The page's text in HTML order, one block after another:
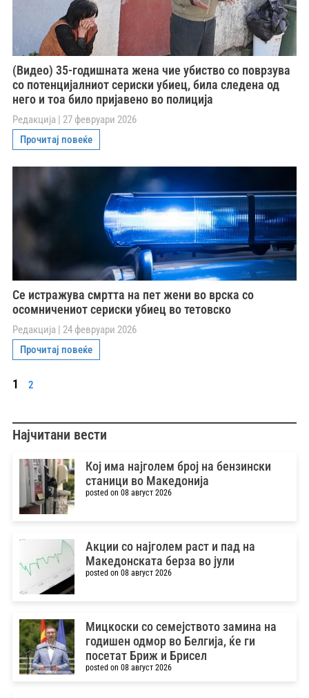
(Видео) 35-годишната жена чие убиство со поврзува
со потенцијалниот сериски убиец, била следена од
него и тоа било пријавено во полиција
Редакција
27 февруари 2026
Прочитај повеќе
Се истражува смртта на пет жени во врска со
осомничениот сериски убиец во тетовско
Редакција
24 февруари 2026
Прочитај повеќе
1 2
Најчитани вести
Кој има најголем број на бензински
станици во Македонија
posted on 08 август 2026
Акции со најголем раст и пад на
Македонската берза во јули
posted on 08 август 2026
Мицкоски со семејството замина на
годишен одмор во Белгија, ќе ги
посетат Бриж и Брисел
posted on 08 август 2026